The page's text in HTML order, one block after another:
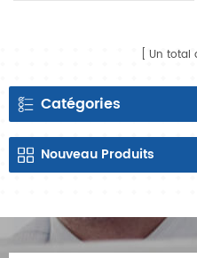
Un total
Catégories
Nouveau Produits